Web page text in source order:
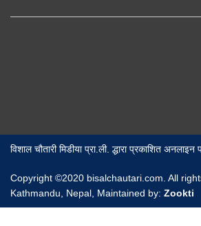
विशाल चौतारी मिडीया प्रा.ली. द्धारा प्रकाशित
Copyright ©2020 bisalchautari.com. All
Kathmandu, Nepal, Maintained by: Zookti